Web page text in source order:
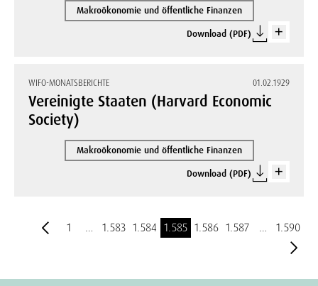
Makroökonomie und öffentliche Finanzen
Download (PDF)
WIFO-MONATSBERICHTE 01.02.1929
Vereinigte Staaten (Harvard Economic
Society)
Makroökonomie und öffentliche Finanzen
Download (PDF)
1 … 1.583 1.584 1.585 1.586 1.587 … 1.590